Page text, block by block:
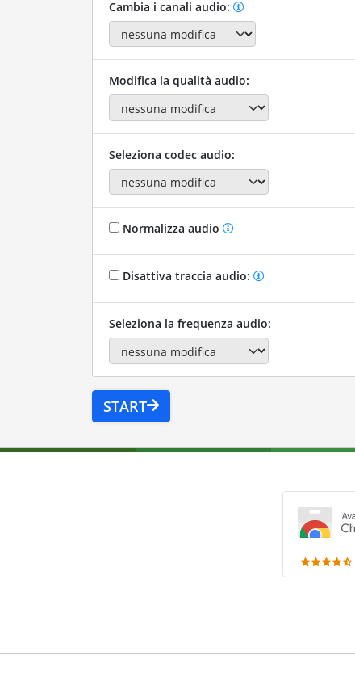
Cambia i canali audio:
Modifica la qualità audio:
Seleziona codec audio:
Normalizza audio
Disattiva traccia audio:
Seleziona la frequenza audio:
START